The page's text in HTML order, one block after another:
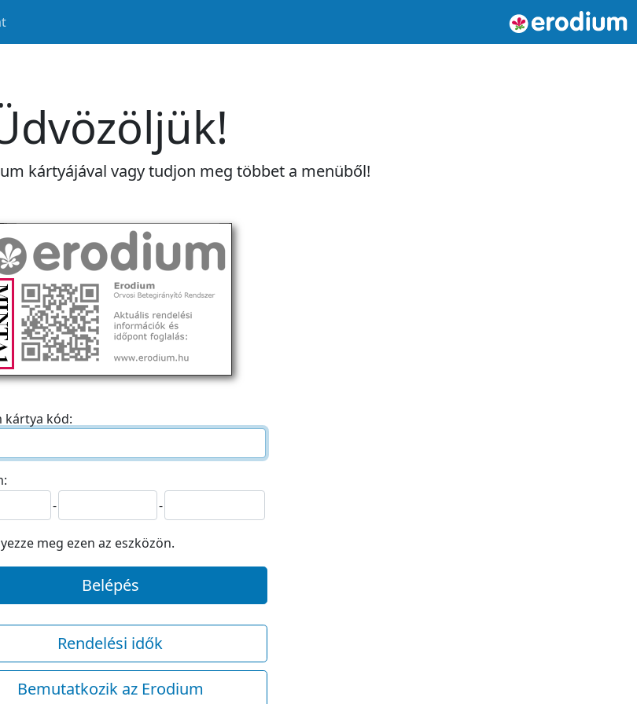
kártyájával vagy tudjon meg többet a menüből!
kártya kód:
-
-
meg ezen az eszközön.
Belépés
Rendelési idők
Bemutatkozik az Erodium